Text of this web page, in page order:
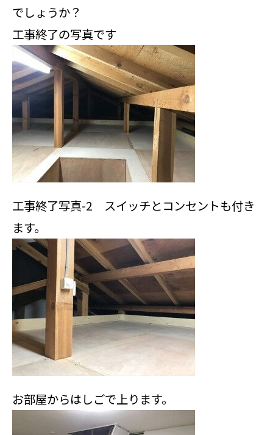
でしょうか？
工事終了の写真です
工事終了写真-2 スイッチとコンセントも付き
ます。
お部屋からはしごで上ります。